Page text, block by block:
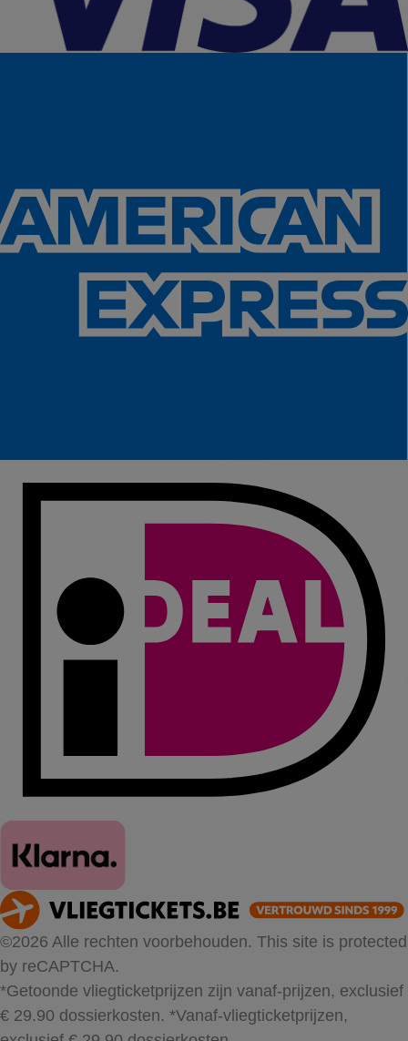
©2026 Alle rechten voorbehouden. This site is protected
by reCAPTCHA.
*Getoonde vliegticketprijzen zijn vanaf-prijzen, exclusief
€ 29.90 dossierkosten. *Vanaf-vliegticketprijzen,